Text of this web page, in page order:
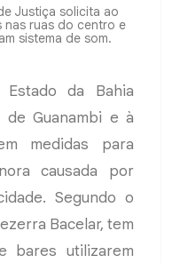
Justiça solicita ao
nas ruas do centro e
sistema de som.
da Bahia
de Guanambi e à
medidas para
causada por
Segundo o
Bacelar, tem
bares utilizarem